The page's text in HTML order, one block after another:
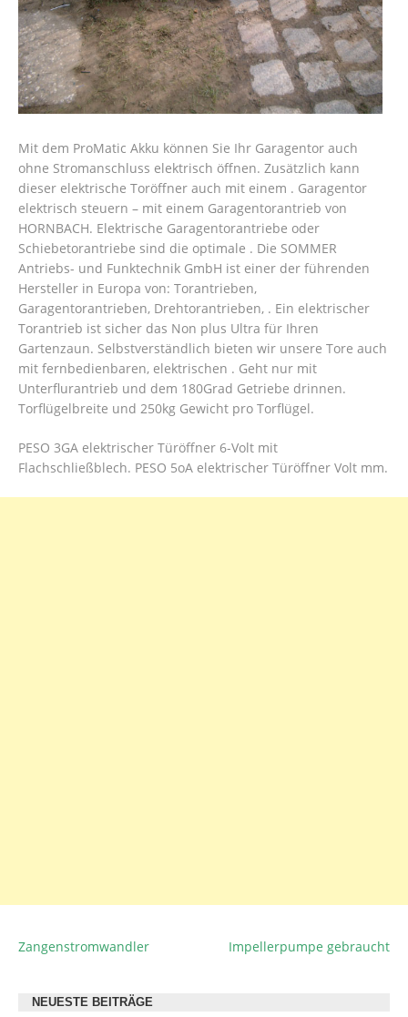
Mit dem ProMatic Akku können Sie Ihr Garagentor auch
ohne Stromanschluss elektrisch öffnen. Zusätzlich kann
dieser elektrische Toröffner auch mit einem . Garagentor
elektrisch steuern – mit einem Garagentorantrieb von
HORNBACH. Elektrische Garagentorantriebe oder
Schiebetorantriebe sind die optimale . Die SOMMER
Antriebs- und Funktechnik GmbH ist einer der führenden
Hersteller in Europa von: Torantrieben,
Garagentorantrieben, Drehtorantrieben, . Ein elektrischer
Torantrieb ist sicher das Non plus Ultra für Ihren
Gartenzaun. Selbstverständlich bieten wir unsere Tore auch
mit fernbedienbaren, elektrischen . Geht nur mit
Unterflurantrieb und dem 180Grad Getriebe drinnen.
Torflügelbreite und 250kg Gewicht pro Torflügel.
PESO 3GA elektrischer Türöffner 6-Volt mit
Flachschließblech. PESO 5oA elektrischer Türöffner Volt mm.
BEITRAGSNAVIGATION
Zangenstromwandler Impellerpumpe gebraucht
NEUESTE BEITRÄGE